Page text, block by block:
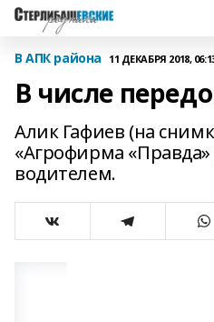
В АПК района 11 ДЕКАБРЯ 2018,
В числе
Алик Гафиев (на
«Агрофирма «Правда»
водителем.